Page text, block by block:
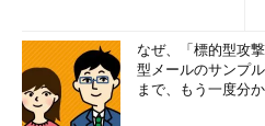
なぜ、「標的型攻
型メールのサンプ
まで、もう一度分